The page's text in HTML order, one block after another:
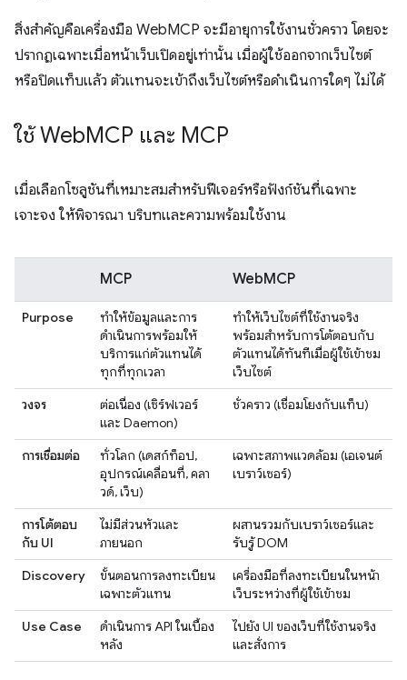
สิ่งสำคัญคือเครื่องมือ WebMCP จะมีอายุการใช้งานชั่วคราว โดยจะ
ปรากฏเฉพาะเมื่อหน้าเว็บเปิดอยู่เท่านั้น เมื่อผู้ใช้ออกจากเว็บไซต์
หรือปิดแท็บแล้ว ตัวแทนจะเข้าถึงเว็บไซต์หรือดำเนินการใดๆ ไม่ได้
ใช้ WebMCP และ MCP
เมื่อเลือกโซลูชันที่เหมาะสมสำหรับฟีเจอร์หรือฟังก์ชันที่เฉพาะ
เจาะจง ให้พิจารณา บริบทและความพร้อมใช้งาน
MCP WebMCP
Purpose
ทำให้ข้อมูลและการ
ดำเนินการพร้อมให้
บริการแก่ตัวแทนได้
ทุกที่ทุกเวลา
ทำให้เว็บไซต์ที่ใช้งานจริง
พร้อมสำหรับการโต้ตอบกับ
ตัวแทนได้ทันทีเมื่อผู้ใช้เข้าชม
เว็บไซต์
วงจร
ต่อเนื่อง (เซิร์ฟเวอร์
และ Daemon)
ชั่วคราว (เชื่อมโยงกับแท็บ)
การเชื่อมต่อ
ทั่วโลก (เดสก์ท็อป,
อุปกรณ์เคลื่อนที่, คลา
วด์, เว็บ)
เฉพาะสภาพแวดล้อม (เอเจนต์
เบราว์เซอร์)
การโต้ตอบ
กับ UI
ไม่มีส่วนหัวและ
ภายนอก
ผสานรวมกับเบราว์เซอร์และ
รับรู้ DOM
Discovery
ขั้นตอนการลงทะเบียน
เฉพาะตัวแทน
เครื่องมือที่ลงทะเบียนในหน้า
เว็บระหว่างที่ผู้ใช้เข้าชม
Use Case
ดำเนินการ API ในเบื้อง
หลัง
ไปยัง UI ของเว็บที่ใช้งานจริง
และสั่งการ